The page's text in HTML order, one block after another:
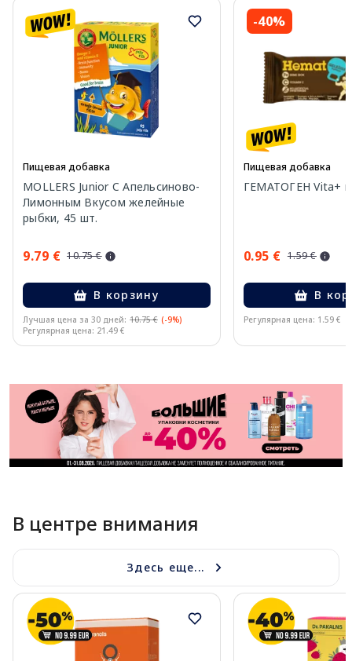
Пищевая добавка
MOLLERS Junior C Апельсиново-
Лимонным Вкусом желейные
рыбки, 45 шт.
9.79 € 10.75 €
В корзину
Лучшая цена за 30 дней: 10.75 € (-9%)
Регулярная цена: 21.49 €
-40%
Пищевая добавка
ГЕМАТОГЕН Vita+
0.95 € 1.59 €
В
Регулярная цена: 1.59 €
В центре внимания
Здесь еще...